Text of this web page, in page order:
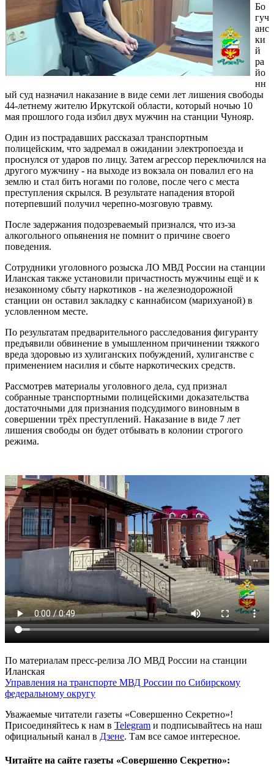
Бо
гуч
анс
ки
й
ра
йо
нн
ый суд назначил наказание в виде семи лет лишения свободы
44-летнему жителю Иркутской области, который ночью 10
мая прошлого года избил двух мужчин на станции Чунояр.
Один из пострадавших рассказал транспортным
полицейским, что задремал в ожидании электропоезда и
проснулся от ударов по лицу. Затем агрессор переключился на
другого мужчину - на выходе из вокзала он повалил его на
землю и стал бить ногами по голове, после чего с места
преступления скрылся. В результате нападения второй
потерпевший получил черепно-мозговую травму.
После задержания подозреваемый признался, что из-за
алкогольного опьянения не помнит о причине своего
поведения.
Сотрудники уголовного розыска ЛО МВД России на станции
Иланская также установили причастность мужчины ещё и к
незаконному сбыту наркотиков - на железнодорожной
станции он оставил закладку с каннабисом (марихуаной) в
условленном месте.
По результатам предварительного расследования фигуранту
предъявили обвинение в умышленном причинении тяжкого
вреда здоровью из хулиганских побуждений, хулиганстве с
применением насилия и сбыте наркотических средств.
Рассмотрев материалы уголовного дела, суд признал
собранные транспортными полицейскими доказательства
достаточными для признания подсудимого виновным в
совершении трёх преступлений. Наказание в виде 7 лет
лишения свободы он будет отбывать в колонии строгого
режима.
По материалам пресс-релиза ЛО МВД России на станции
Иланская
Управления на транспорте МВД России по Сибирскому
федеральному округу
Уважаемые читатели газеты «Совершенно Секретно»!
Присоединяйтесь к нам в Telegram и подписывайтесь на наш
официальный канал в Дзене. Там все самое интересное.
Читайте на сайте газеты «Совершенно Секретно»: